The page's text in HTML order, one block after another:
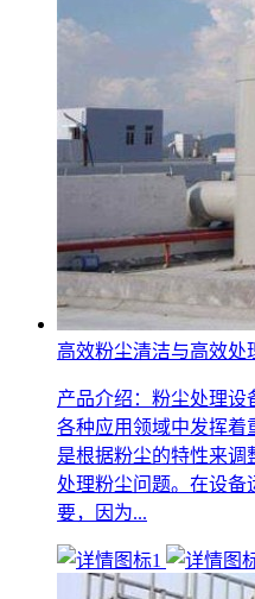
高效粉尘清洁与高效处
产品介绍：粉尘处理设
各种应用领域中发挥着
是根据粉尘的特性来调
处理粉尘问题。在设备
要，因为...